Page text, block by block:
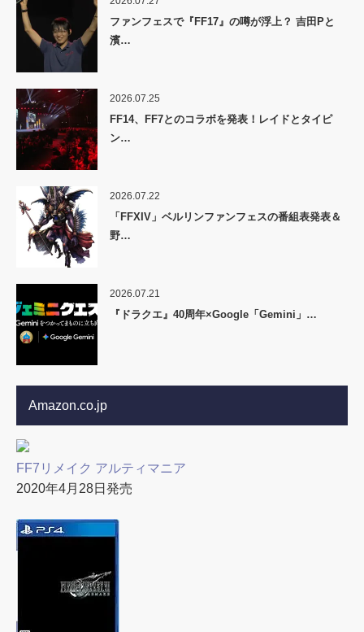
ファンフェスで『FF17』の噂が浮上？ 吉田Pと
濱…
2026.07.25
FF14、FF7とのコラボを発表！レイドとタイピ
ン…
2026.07.22
「FFXIV」ベルリンファンフェスの番組表発表＆
野…
2026.07.21
『ドラクエ』40周年×Google「Gemini」…
Amazon.co.jp
FF7リメイク アルティマニア
2020年4月28日発売